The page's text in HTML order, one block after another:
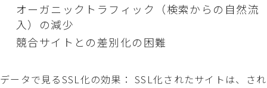
オーガニックトラフィック（検索からの自然流
入）の減少
競合サイトとの差別化の困難
データで見るSSL化の効果： SSL化されたサイトは、され